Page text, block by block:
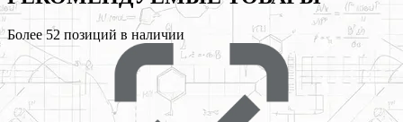
Более 52 позиций в наличии